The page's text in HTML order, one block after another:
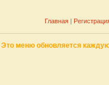
Главная |
Это меню обновляется